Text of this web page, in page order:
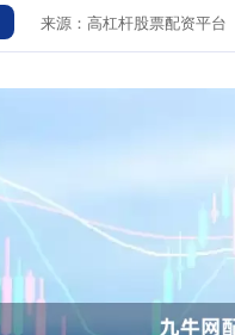
来源：高杠杆股票配资平台